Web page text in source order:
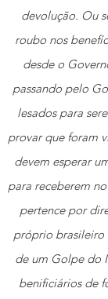
devolução. Ou
roubo nos
desde o
passando pelo
lesados para
provar que foram
devem esperar
para receberem
pertence por
próprio brasileiro
de um Golpe do
benificiários de